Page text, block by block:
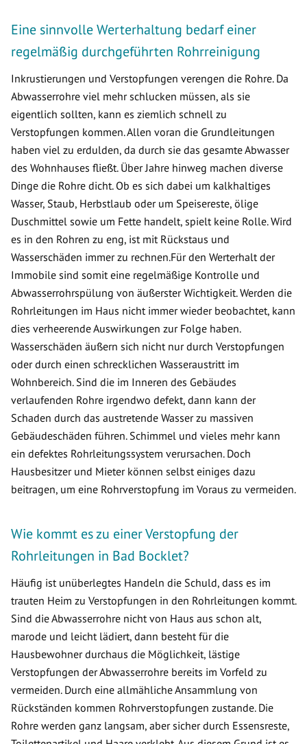
Eine sinnvolle Werterhaltung bedarf einer
regelmäßig durchgeführten Rohrreinigung
Inkrustierungen und Verstopfungen verengen die Rohre. Da
Abwasserrohre viel mehr schlucken müssen, als sie
eigentlich sollten, kann es ziemlich schnell zu
Verstopfungen kommen. Allen voran die Grundleitungen
haben viel zu erdulden, da durch sie das gesamte Abwasser
des Wohnhauses fließt. Über Jahre hinweg machen diverse
Dinge die Rohre dicht. Ob es sich dabei um kalkhaltiges
Wasser, Staub, Herbstlaub oder um Speisereste, ölige
Duschmittel sowie um Fette handelt, spielt keine Rolle. Wird
es in den Rohren zu eng, ist mit Rückstaus und
Wasserschäden immer zu rechnen.Für den Werterhalt der
Immobile sind somit eine regelmäßige Kontrolle und
Abwasserrohrspülung von äußerster Wichtigkeit. Werden die
Rohrleitungen im Haus nicht immer wieder beobachtet, kann
dies verheerende Auswirkungen zur Folge haben.
Wasserschäden äußern sich nicht nur durch Verstopfungen
oder durch einen schrecklichen Wasseraustritt im
Wohnbereich. Sind die im Inneren des Gebäudes
verlaufenden Rohre irgendwo defekt, dann kann der
Schaden durch das austretende Wasser zu massiven
Gebäudeschäden führen. Schimmel und vieles mehr kann
ein defektes Rohrleitungssystem verursachen. Doch
Hausbesitzer und Mieter können selbst einiges dazu
beitragen, um eine Rohrverstopfung im Voraus zu vermeiden.
Wie kommt es zu einer Verstopfung der
Rohrleitungen in Bad Bocklet?
Häufig ist unüberlegtes Handeln die Schuld, dass es im
trauten Heim zu Verstopfungen in den Rohrleitungen kommt.
Sind die Abwasserrohre nicht von Haus aus schon alt,
marode und leicht lädiert, dann besteht für die
Hausbewohner durchaus die Möglichkeit, lästige
Verstopfungen der Abwasserrohre bereits im Vorfeld zu
vermeiden. Durch eine allmähliche Ansammlung von
Rückständen kommen Rohrverstopfungen zustande. Die
Rohre werden ganz langsam, aber sicher durch Essensreste,